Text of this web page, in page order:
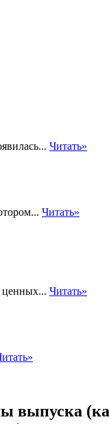
Читать»
Читать»
ценных... Читать»